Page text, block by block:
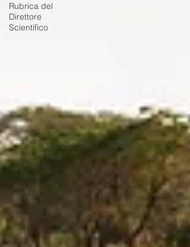
Rubrica del
Direttore
Scientifico